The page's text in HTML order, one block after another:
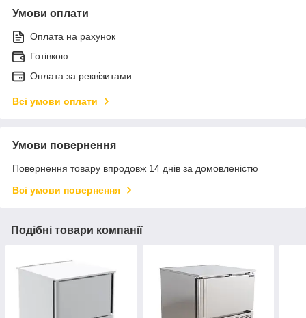
Умови оплати
Оплата на рахунок
Готівкою
Оплата за реквізитами
Всі умови оплати
Умови повернення
Повернення товару впродовж 14 днів за домовленістю
Всі умови повернення
Подібні товари компанії